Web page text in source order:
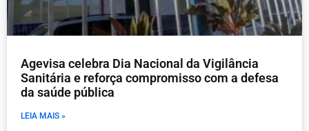
Agevisa celebra Dia Nacional da Vigilância
Sanitária e reforça compromisso com a defesa
da saúde pública
LEIA MAIS »